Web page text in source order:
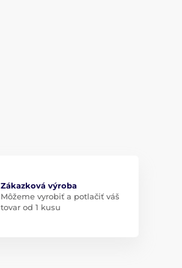
Zákazková výroba
Môžeme vyrobiť a potlačiť váš
tovar od 1 kusu